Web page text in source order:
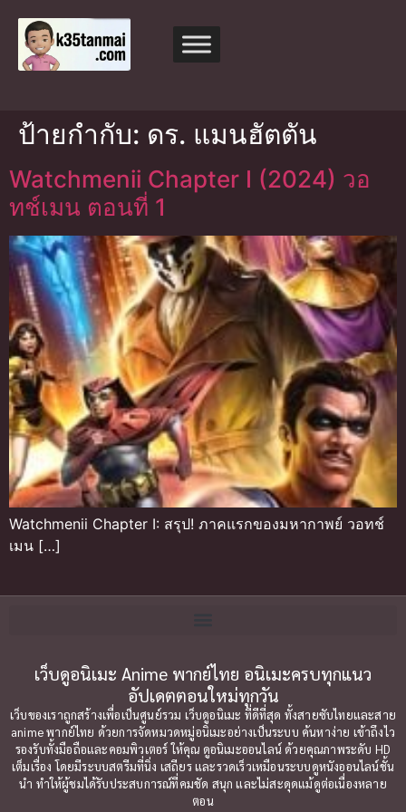
ป้ายกำกับ: ดร. แมนฮัตตัน
Watchmenii Chapter I (2024) วอ
ทช์เมน ตอนที่ 1
Watchmenii Chapter I: สรุป! ภาคแรกของมหากาพย์ วอทช์
เมน […]
เว็บดูอนิเมะ Anime พากย์ไทย อนิเมะครบทุกแนว
อัปเดตตอนใหม่ทุกวัน
เว็บของเราถูกสร้างเพื่อเป็นศูนย์รวม เว็บดูอนิเมะ ที่ดีที่สุด ทั้งสายซับไทยและสาย
anime พากย์ไทย ด้วยการจัดหมวดหมู่อนิเมะอย่างเป็นระบบ ค้นหาง่าย เข้าถึงไว
รองรับทั้งมือถือและคอมพิวเตอร์ ให้คุณ ดูอนิเมะออนไลน์ ด้วยคุณภาพระดับ HD
เต็มเรื่อง โดยมีระบบสตรีมที่นิ่ง เสถียร และรวดเร็วเหมือนระบบดูหนังออนไลน์ชั้น
นำ ทำให้ผู้ชมได้รับประสบการณ์ที่คมชัด สนุก และไม่สะดุดแม้ดูต่อเนื่องหลาย
ตอน